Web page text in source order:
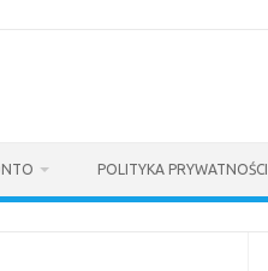
POLITYKA PRYWATNOŚCI